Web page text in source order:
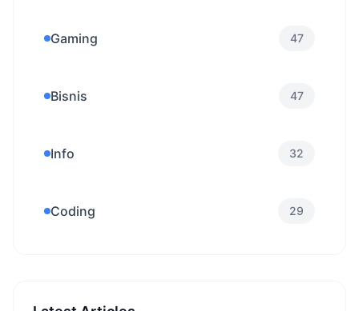
Gaming 47
Bisnis 47
Info 32
Coding 29